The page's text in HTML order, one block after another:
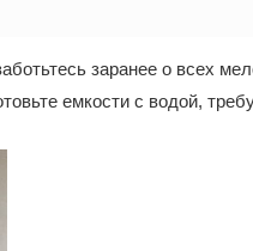
заранее о всех
емкости с водой,